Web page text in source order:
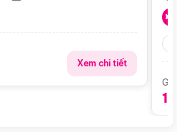
Xem chi tiết